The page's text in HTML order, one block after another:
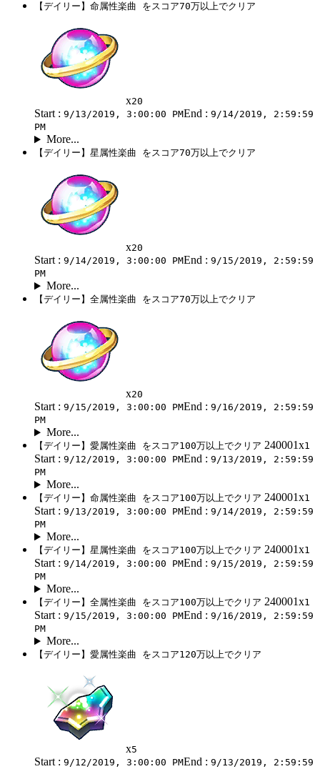
【デイリー】命属性楽曲 をスコア70万以上でクリア
x20
Start : 9/13/2019, 3:00:00 PMEnd : 9/14/2019, 2:59:59
PM
More...
【デイリー】星属性楽曲 をスコア70万以上でクリア
x20
Start : 9/14/2019, 3:00:00 PMEnd : 9/15/2019, 2:59:59
PM
More...
【デイリー】全属性楽曲 をスコア70万以上でクリア
x20
Start : 9/15/2019, 3:00:00 PMEnd : 9/16/2019, 2:59:59
PM
More...
【デイリー】愛属性楽曲 をスコア100万以上でクリア 240001x1
Start : 9/12/2019, 3:00:00 PMEnd : 9/13/2019, 2:59:59
PM
More...
【デイリー】命属性楽曲 をスコア100万以上でクリア 240001x1
Start : 9/13/2019, 3:00:00 PMEnd : 9/14/2019, 2:59:59
PM
More...
【デイリー】星属性楽曲 をスコア100万以上でクリア 240001x1
Start : 9/14/2019, 3:00:00 PMEnd : 9/15/2019, 2:59:59
PM
More...
【デイリー】全属性楽曲 をスコア100万以上でクリア 240001x1
Start : 9/15/2019, 3:00:00 PMEnd : 9/16/2019, 2:59:59
PM
More...
【デイリー】愛属性楽曲 をスコア120万以上でクリア
x5
Start : 9/12/2019, 3:00:00 PMEnd : 9/13/2019, 2:59:59